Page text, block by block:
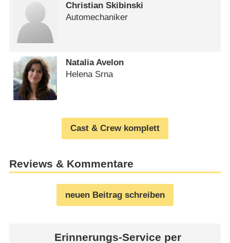
Christian Skibinski
Automechaniker
Natalia Avelon
Helena Srna
Cast & Crew komplett
Reviews & Kommentare
neuen Beitrag schreiben
Erinnerungs-Service per